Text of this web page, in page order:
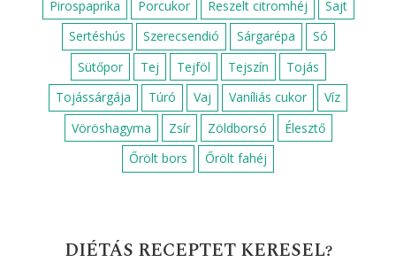
Gluténmentes köret
Gyors ebéd
Gyors reggeli
Gyors vacsora csirkemellből
Gyors vacsora ötletek
Húsmentes ebéd
Húsmentes vacsora
Krumpli köret
Köret Leves
Padlizsán köret
Reggeli
Saláta Vacsora
Vega vacsora
Zöldségköretek